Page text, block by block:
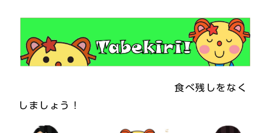
食べ残しをなく
しましょう！